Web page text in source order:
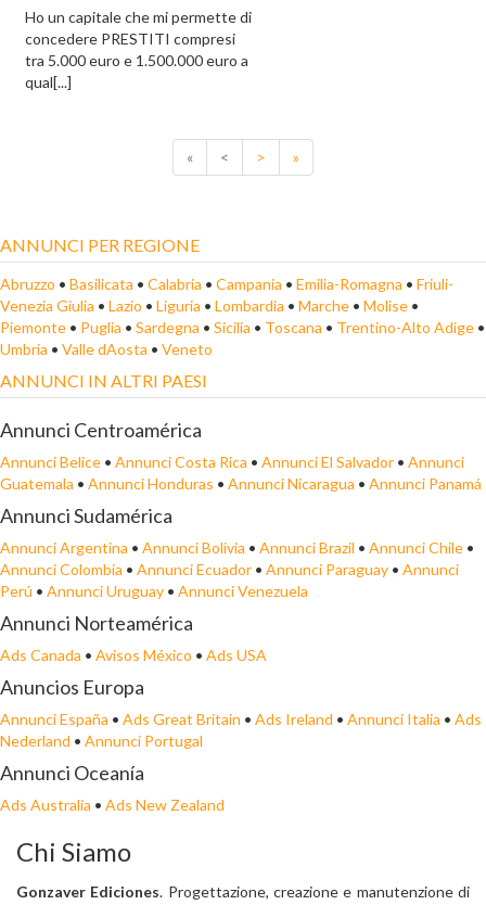
Ho un capitale che mi permette di
concedere PRESTITI compresi
tra 5.000 euro e 1.500.000 euro a
qual[...]
« < > »
ANNUNCI PER REGIONE
Abruzzo • Basilicata • Calabria • Campania • Emilia-Romagna • Friuli-
Venezia Giulia • Lazio • Liguria • Lombardia • Marche • Molise •
Piemonte • Puglia • Sardegna • Sicilia • Toscana • Trentino-Alto Adige •
Umbria • Valle dAosta • Veneto
ANNUNCI IN ALTRI PAESI
Annunci Centroamérica
Annunci Belice • Annunci Costa Rica • Annunci El Salvador • Annunci
Guatemala • Annunci Honduras • Annunci Nicaragua • Annunci Panamá
Annunci Sudamérica
Annunci Argentina • Annunci Bolivia • Annunci Brazil • Annunci Chile •
Annunci Colombia • Annunci Ecuador • Annunci Paraguay • Annunci
Perú • Annunci Uruguay • Annunci Venezuela
Annunci Norteamérica
Ads Canada • Avisos México • Ads USA
Anuncios Europa
Annunci España • Ads Great Britain • Ads Ireland • Annunci Italia • Ads
Nederland • Annunci Portugal
Annunci Oceanía
Ads Australia • Ads New Zealand
Chi Siamo
Gonzaver Ediciones. Progettazione, creazione e manutenzione di